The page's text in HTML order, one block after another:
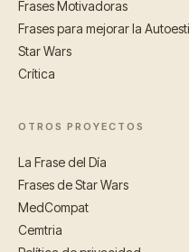
Frases Motivadoras
Frases para mejorar la
Star Wars
Crítica
OTROS PROYECTOS
La Frase del Día
Frases de Star Wars
MedCompat
Cemtria